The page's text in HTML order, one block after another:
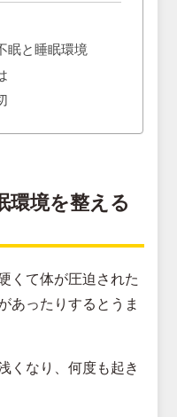
眠と睡眠環境
環境を整える
くて体が圧迫された
あったりするとうま
くなり、何度も起き